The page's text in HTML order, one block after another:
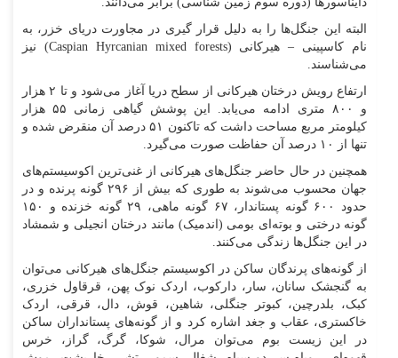
البته این جنگل‌ها را به دلیل قرار گیری در مجاورت دریای خزر، به
نام کاسپینی – هیرکانی (Caspian Hyrcanian mixed forests) نیز
می‌شناسند.
ارتفاع رویش درختان هیرکانی از سطح دریا آغاز می‌شود و تا ۲ هزار
و ۸۰۰ متری ادامه می‌یابد. این پوشش گیاهی زمانی ۵۵ هزار
کیلومتر مربع مساحت داشت که تاکنون ۵۱ درصد آن منقرض شده و
تنها از ۱۰ درصد آن حفاظت صورت می‌گیرد.
همچنین در حال حاضر جنگل‌های هیرکانی از غنی‌ترین اکوسیستم‌های
جهان محسوب می‌شوند به طوری که بیش از ۲۹۶ گونه پرنده و در
حدود ۶۰۰ گونه پستاندار، ۶۷ گونه ماهی، ۲۹ گونه خزنده و ۱۵۰
گونه درختی و بوته‌ای بومی (اندمیک) مانند درختان انجیلی و شمشاد
در این جنگل‌ها زندگی می‌کنند.
از گونه‌های پرندگان ساکن در اکوسیستم جنگل‌های هیرکانی می‌توان
به گنجشک سانان، سار، دارکوب، اردک نوک پهن، قرقاول خزری،
کبک، بلدرچین، کبوتر جنگلی، شاهین، قوش، دال، قرقی، اردک
خاکستری، عقاب و جغد اشاره کرد و از گونه‌های پستانداران ساکن
در این زیست بوم می‌توان مرال، شوکا، گرگ، گراز، خرس